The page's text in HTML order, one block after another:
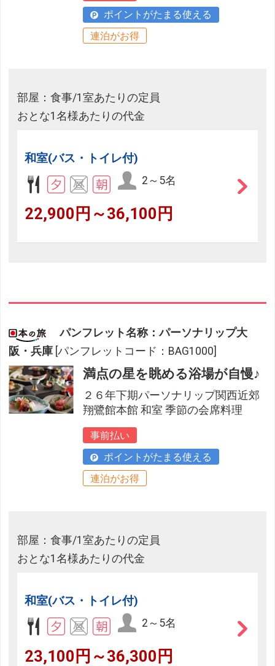
ポイントがたまる使える
連泊がお得
部屋：食事/1室あたりの定員
おとな1名様あたりの代金
和室(バス・トイレ付)
2～5名
22,900円～36,100円
パンフレット名称：パーソナリップ大
阪・兵庫 [パンフレットコード：BAG1000]
満点の星を眺める浴場が自慢♪
２６年下期パーソナリップ関西近郊
翔鷺館本館 和室 季節の会席料理
事前払い
ポイントがたまる使える
連泊がお得
部屋：食事/1室あたりの定員
おとな1名様あたりの代金
和室(バス・トイレ付)
2～5名
23,100円～36,300円